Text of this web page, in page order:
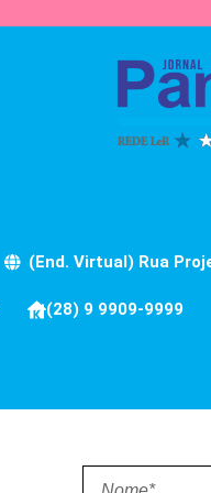
(End. Virtual) Rua
(28) 9 9909-9999